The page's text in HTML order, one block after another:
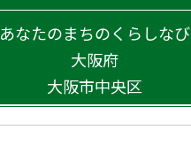
あなたのまちのくらしなび
大阪府
大阪市中央区